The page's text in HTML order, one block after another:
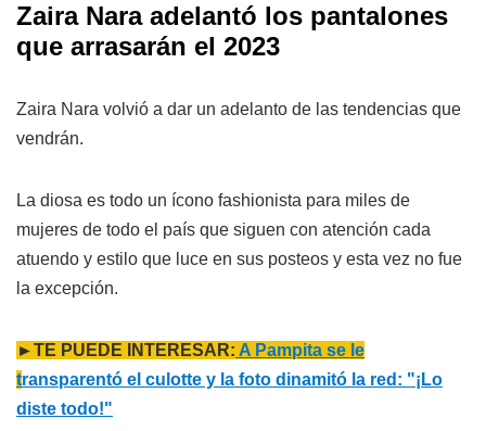
Zaira Nara adelantó los pantalones
que arrasarán el 2023
Zaira Nara volvió a dar un adelanto de las tendencias que
vendrán.
La diosa es todo un ícono fashionista para miles de
mujeres de todo el país que siguen con atención cada
atuendo y estilo que luce en sus posteos y esta vez no fue
la excepción.
►TE PUEDE INTERESAR: A Pampita se le
transparentó el culotte y la foto dinamitó la red: "¡Lo
diste todo!"